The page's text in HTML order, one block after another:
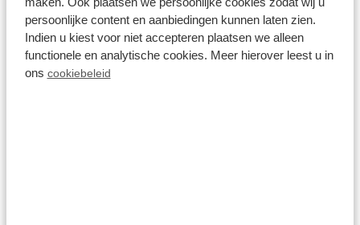
persoonlijke content en aanbiedingen kunnen laten zien.
Indien u kiest voor niet accepteren plaatsen we alleen
functionele en analytische cookies. Meer hierover leest u in
ons cookiebeleid